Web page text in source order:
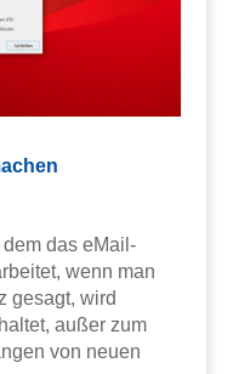
das eMail-
wenn man
gesagt, wird
außer zum
von neuen